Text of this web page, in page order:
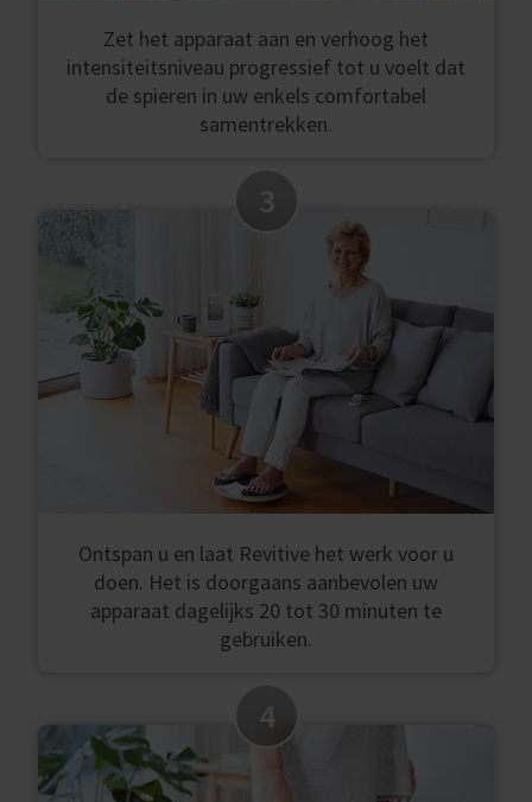
Zet het apparaat aan en verhoog het
intensiteitsniveau progressief tot u voelt dat
de spieren in uw enkels comfortabel
samentrekken.
3
Ontspan u en laat Revitive het werk voor u
doen. Het is doorgaans aanbevolen uw
apparaat dagelijks 20 tot 30 minuten te
gebruiken.
4